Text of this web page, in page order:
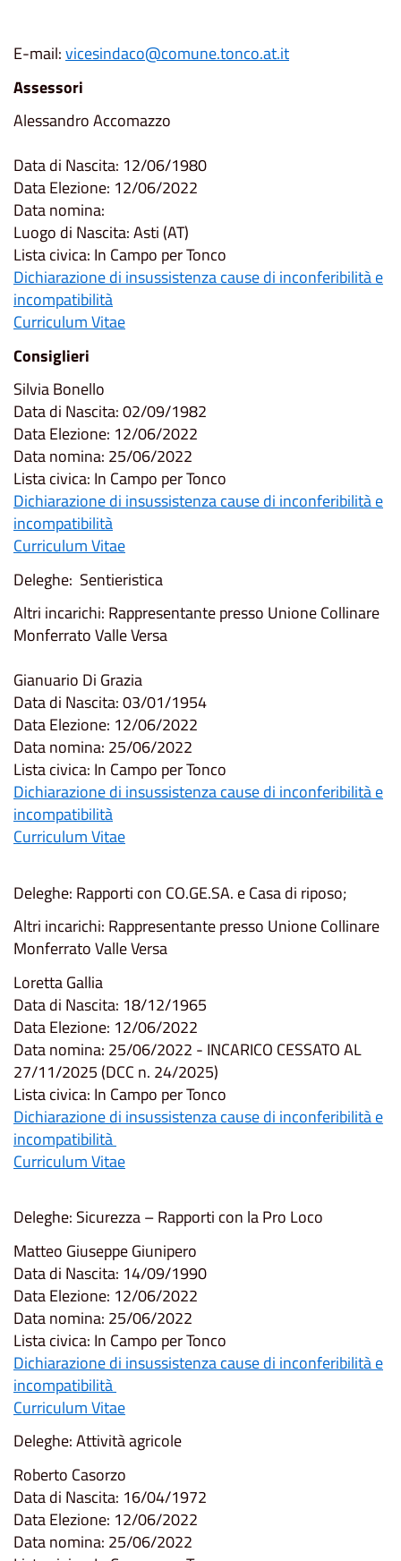
E-mail:vicesindaco@comune.tonco.at.it
Assessori
Alessandro Accomazzo
Data di Nascita: 12/06/1980
Data Elezione: 12/06/2022
Data nomina:
Luogo di Nascita: Asti (AT)
Lista civica: In Campo per Tonco
Dichiarazione di insussistenza cause di inconferibilità e
incompatibilità
Curriculum Vitae
Consiglieri
Silvia Bonello
Data di Nascita: 02/09/1982
Data Elezione: 12/06/2022
Data nomina: 25/06/2022
Lista civica: In Campo per Tonco
Dichiarazione di insussistenza cause di inconferibilità e
incompatibilità
Curriculum Vitae
Deleghe: Sentieristica
Altri incarichi: Rappresentante presso Unione Collinare
Monferrato Valle Versa
Gianuario Di Grazia
Data di Nascita: 03/01/1954
Data Elezione: 12/06/2022
Data nomina: 25/06/2022
Lista civica: In Campo per Tonco
Dichiarazione di insussistenza cause di inconferibilità e
incompatibilità
Curriculum Vitae
Deleghe: Rapporti con CO.GE.SA. e Casa di riposo;
Altri incarichi: Rappresentante presso Unione Collinare
Monferrato Valle Versa
Loretta Gallia
Data di Nascita: 18/12/1965
Data Elezione: 12/06/2022
Data nomina: 25/06/2022 - INCARICO CESSATO AL
27/11/2025 (DCC n. 24/2025)
Lista civica: In Campo per Tonco
Dichiarazione di insussistenza cause di inconferibilità e
incompatibilità
Curriculum Vitae
Deleghe: Sicurezza – Rapporti con la Pro Loco
Matteo Giuseppe Giunipero
Data di Nascita: 14/09/1990
Data Elezione: 12/06/2022
Data nomina: 25/06/2022
Lista civica: In Campo per Tonco
Dichiarazione di insussistenza cause di inconferibilità e
incompatibilità
Curriculum Vitae
Deleghe: Attività agricole
Roberto Casorzo
Data di Nascita: 16/04/1972
Data Elezione: 12/06/2022
Data nomina: 25/06/2022